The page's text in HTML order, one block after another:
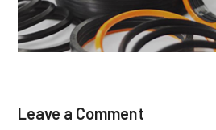
Leave a Comment